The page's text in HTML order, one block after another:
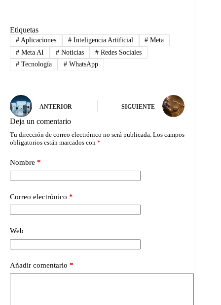
Etiquetas
#Aplicaciones #Inteligencia Artificial # Meta
#Meta AI #Noticias # Redes Sociales
#Tecnología #WhatsApp
ANTERIOR SIGUIENTE
Deja un comentario
Tu dirección de correo electrónico no será publicada. Los campos
obligatorios están marcados con *
Nombre *
Correo electrónico *
Web
Añadir comentario *